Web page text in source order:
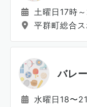
土曜日17時
平群町総合
バレ
水曜日18〜21